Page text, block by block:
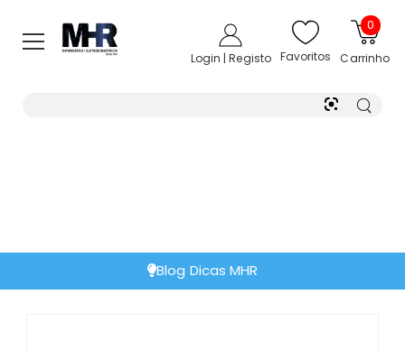
Login | Registo Favoritos
0
Carrinho
Blog Dicas MHR